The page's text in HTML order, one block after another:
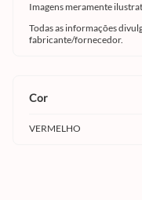
Imagens meramente
Todas as informações
fabricante/fornecedor.
cor
VERMELHO